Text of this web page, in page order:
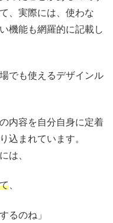
、実際には、使わな
機能も網羅的に記載し
でも使えるデザインル
内容を自分自身に定着
込まれています。
は、
るのね」